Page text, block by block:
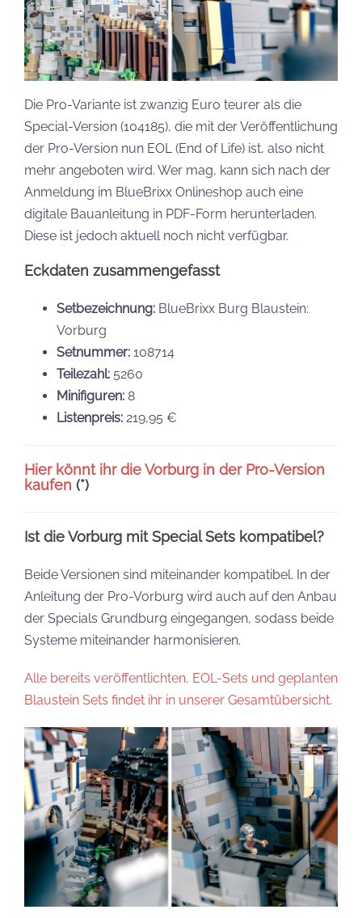
Die Pro-Variante ist zwanzig Euro teurer als die
Special-Version (104185), die mit der Veröffentlichung
der Pro-Version nun EOL (End of Life) ist, also nicht
mehr angeboten wird. Wer mag, kann sich nach der
Anmeldung im BlueBrixx Onlineshop auch eine
digitale Bauanleitung in PDF-Form herunterladen.
Diese ist jedoch aktuell noch nicht verfügbar.
Eckdaten zusammengefasst
Setbezeichnung: BlueBrixx Burg Blaustein:
Vorburg
Setnummer: 108714
Teilezahl: 5260
Minifiguren: 8
Listenpreis: 219,95 €
Hier könnt ihr die Vorburg in der Pro-Version
kaufen (*)
Ist die Vorburg mit Special Sets kompatibel?
Beide Versionen sind miteinander kompatibel. In der
Anleitung der Pro-Vorburg wird auch auf den Anbau
der Specials Grundburg eingegangen, sodass beide
Systeme miteinander harmonisieren.
Alle bereits veröffentlichten, EOL-Sets und geplanten
Blaustein Sets findet ihr in unserer Gesamtübersicht.